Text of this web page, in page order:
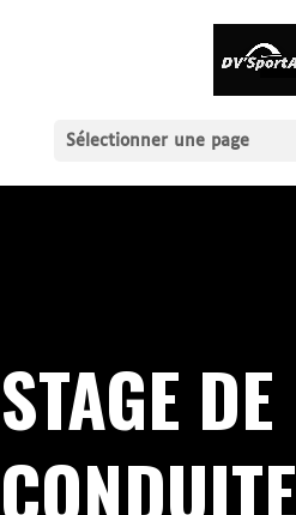
Sélectionner une page
STAGE DE
CONDUITE